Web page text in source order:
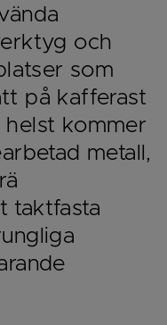
och
som
på kafferast
kommer
metall,
taktfasta